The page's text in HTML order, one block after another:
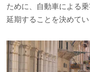
ために、自動車による
延期することを決めてい